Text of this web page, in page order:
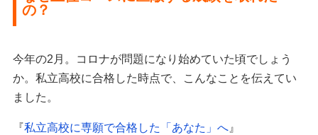
の？
今年の2月。コロナが問題になり始めていた頃でしょう
か。私立高校に合格した時点で、こんなことを伝えてい
ました。
『私立高校に専願で合格した「あなた」へ』